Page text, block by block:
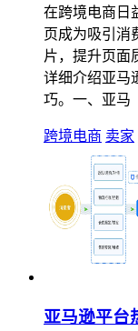
在跨境电商日
页成为吸引消
片，提升页面
详细介绍亚马
巧。一、亚马
跨境电商 卖家
亚马逊平台